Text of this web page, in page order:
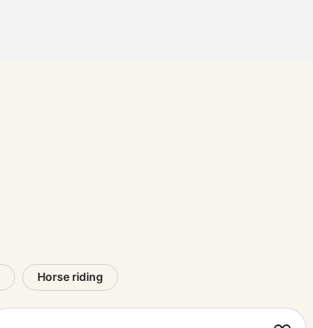
Horse riding